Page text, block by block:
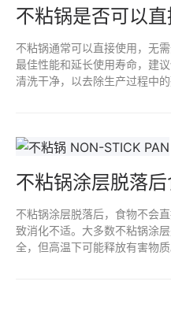
不粘锅是否可以
不粘锅通常可以直接使用，无
最佳性能和延长使用寿命，建
清洗干净，以去除生产过程中
不粘锅涂层脱落
不粘锅涂层脱落后，食物不会
致消化不适。大多数不粘锅涂
全，但高温下可能释放有害物